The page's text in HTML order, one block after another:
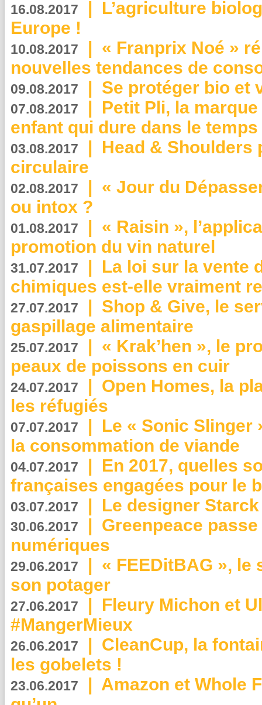
16.08.2017 | L’agriculture
Europe !
10.08.2017 | « Franprix Noé »
nouvelles tendances de
09.08.2017 | Se protéger bio et
07.08.2017 | Petit Pli, la
enfant qui dure dans le temps
03.08.2017 | Head & Shoulders
circulaire
02.08.2017 | « Jour du
ou intox ?
01.08.2017 | « Raisin »,
promotion du vin naturel
31.07.2017 | La loi sur la vente
chimiques est-elle vraiment
27.07.2017 | Shop & Give, le
gaspillage alimentaire
25.07.2017 | « Krak’hen », le
peaux de poissons en cuir
24.07.2017 | Open Homes, la
les réfugiés
07.07.2017 | Le « Sonic Slinger
la consommation de viande
04.07.2017 | En 2017, quelles
françaises engagées pour le
03.07.2017 | Le designer
30.06.2017 | Greenpeace
numériques
29.06.2017 | « FEEDitBAG », le
son potager
27.06.2017 | Fleury Michon et
#MangerMieux
26.06.2017 | CleanCup, la
les gobelets !
23.06.2017 | Amazon et Whole